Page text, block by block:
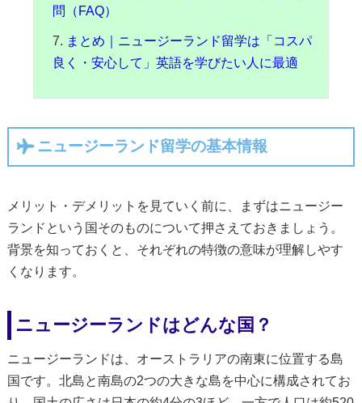
問（FAQ）
まとめ｜ニュージーランド留学は「コスパ
良く・安心して」英語を学びたい人に最適
ニュージーランド留学の基本情報
メリット・デメリットを見ていく前に、まずはニュージー
ランドという国そのものについて押さえておきましょう。
背景を知っておくと、それぞれの特徴の意味が理解しやす
くなります。
ニュージーランドはどんな国？
ニュージーランドは、オーストラリアの南東に位置する島
国です。北島と南島の2つの大きな島を中心に構成されてお